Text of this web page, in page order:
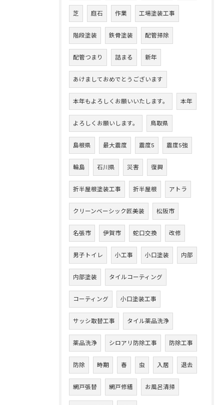
芝 庭石 作業 工場塗装工事
階段塗装 鉄骨塗装 配管掃除
配管つまり 詰まる 新年
あけましておめでとうございます
本年もよろしくお願いいたします。 本年
よろしくお願いします。 鳥取県
島根県 最大震度 震度5 震度5強
輪島 石川県 災害 復興
折半屋根塗装工事 折半屋根 アトラ
クリーンベーシック匠美装 松阪市
名張市 伊賀市 蛇口交換 改修
男子トイレ 小工事 小口塗装 内部
内部塗装 タイルコーティング
コーティング 小口塗装工事
サッシ取替工事 タイル薬品洗浄
薬品洗浄 シロアリ防除工事 防除工事
防除 時期 春 虫 入居 退去
網戸張替 網戸修繕 お風呂清掃